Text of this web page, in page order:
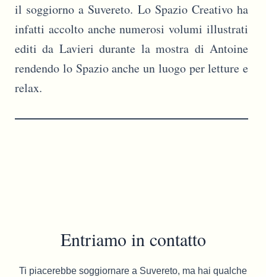
il soggiorno a Suvereto. Lo Spazio Creativo ha
infatti accolto anche numerosi volumi illustrati
editi da Lavieri durante la mostra di Antoine
rendendo lo Spazio anche un luogo per letture e
relax.
Entriamo in contatto
Ti piacerebbe soggiornare a Suvereto, ma hai qualche